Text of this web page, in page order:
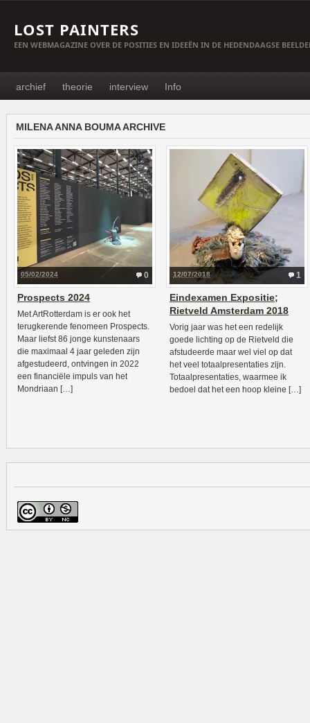
LOST PAINTERS
EEN WEBMAGAZINE OVER DE POSITIES EN IDEEËN IN DE HEDENDAAGSE
archief theorie interview Info
MILENA ANNA BOUMA ARCHIVE
0
05/02/2024
Prospects 2024
Met ArtRotterdam is er ook het
terugkerende fenomeen Prospects.
Maar liefst 86 jonge kunstenaars
die maximaal 4 jaar geleden zijn
afgestudeerd, ontvingen in 2022
een financiële impuls van het
Mondriaan […]
1
12/07/2018
Eindexamen Expositie;
Rietveld Amsterdam 2018
Vorig jaar was het een redelijk
goede lichting op de Rietveld die
afstudeerde maar wel viel op dat
het veel totaalpresentaties zijn.
Totaalpresentaties, waarmee ik
bedoel dat het een hoop kleine […]